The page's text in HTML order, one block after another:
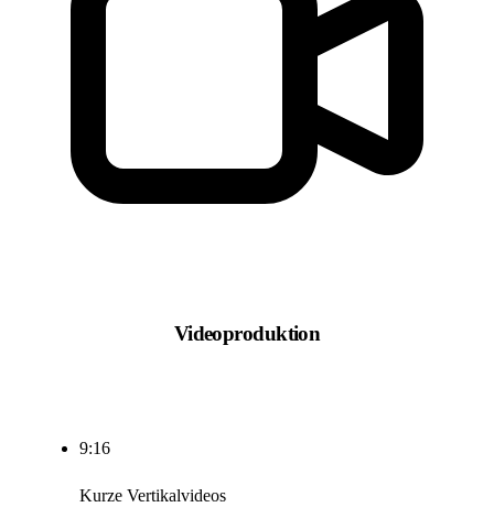
Videoproduktion
9:16
Kurze Vertikalvideos